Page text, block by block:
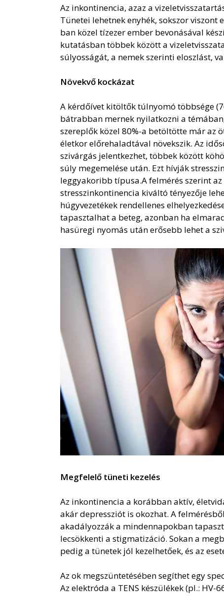
Az inkontinencia, azaz a
Tünetei lehetnek enyhék, sokszor viszont
ban közel tízezer ember bevonásával
kutatásban többek között a
súlyosságát, a nemek szerinti eloszlást,
Növekvő kockázat
A kérdőívet kitöltők túlnyomó többsége
bátrabban mernek nyilatkozni a
szereplők közel 80%-a betöltötte már az
életkor előrehaladtával növekszik. Az
szivárgás jelentkezhet, többek között
súly megemelése után. Ezt hívják
leggyakoribb típusa.A felmérés szerint
stresszinkontinencia kiváltó tényezője
húgyvezetékek rendellenes
tapasztalhat a beteg, azonban ha
hasüregi nyomás után erősebb lehet a
Megfelelő tüneti kezelés
Az inkontinencia a korábban aktív,
akár depressziót is okozhat. A
akadályozzák a mindennapokban
lecsökkenti a stigmatizáció. Sokan a
pedig a tünetek jól kezelhetőek, és az
Az ok megszüntetésében segíthet egy
Az elektróda a TENS készülékek (pl.: